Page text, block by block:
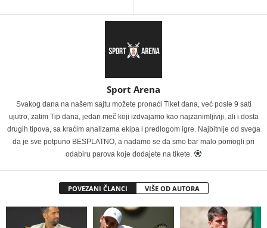
Sport Arena
Svakog dana na našem sajtu možete pronaći Tiket dana, već posle 9 sati
ujutro, zatim Tip dana, jedan meč koji izdvajamo kao najzanimljiviji, ali i dosta
drugih tipova, sa kraćim analizama ekipa i predlogom igre. Najbitnije od svega
da je sve potpuno BESPLATNO, a nadamo se da smo bar malo pomogli pri
odabiru parova koje dodajete na tikete.
POVEZANI ČLANCI VIŠE OD AUTORA